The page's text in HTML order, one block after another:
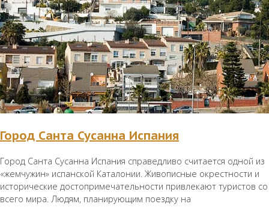
Город Санта Сусанна Испания
Город Санта Сусанна Испания справедливо считается одной из
«жемчужин» испанской Каталонии. Живописные окрестности и
исторические достопримечательности привлекают туристов со
всего мира. Людям, планирующим поездку на